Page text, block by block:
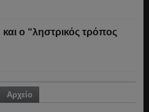
ο “ληστρικός τρόπος
Αρχείο